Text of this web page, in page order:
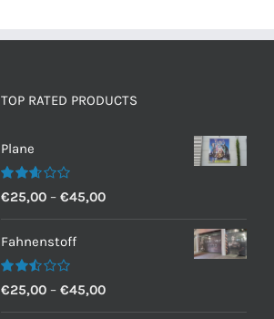
TOP RATED PRODUCTS
Plane
Bewertet
mit
2.60
von 5
€25,00 – €45,00
Fahnenstoff
Bewertet
mit
2.50
€25,00 – €45,00